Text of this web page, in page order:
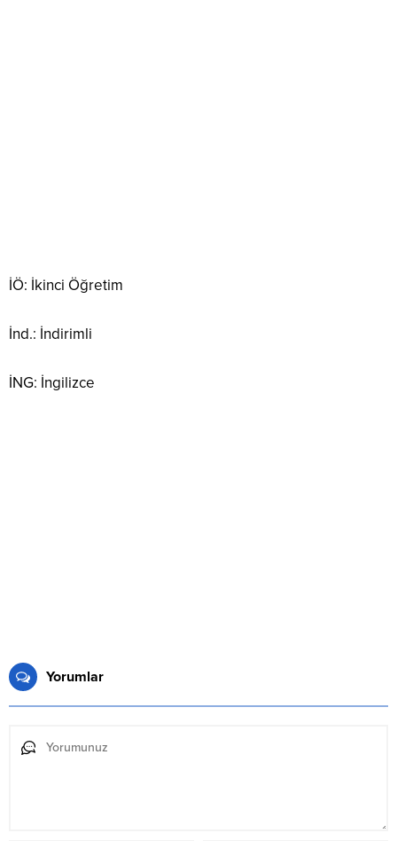
İÖ: İkinci Öğretim
İnd.: İndirimli
İNG: İngilizce
Yorumlar